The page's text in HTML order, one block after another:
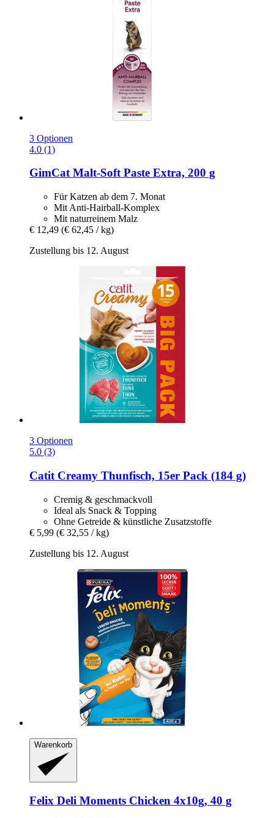
3 Optionen
4.0 (1)
GimCatMalt-​Soft Paste Extra, 200 g
Für Katzen ab dem 7. Monat
Mit Anti-Hairball-Komplex
Mit naturreinem Malz
€ 12,49 (€ 62,45 / kg)
Zustellung bis 12. August
3 Optionen
5.0 (3)
Catit Creamy Thunfisch, 15er Pack (184 g)
Cremig & geschmackvoll
Ideal als Snack & Topping
Ohne Getreide & künstliche Zusatzstoffe
€ 5,99 (€ 32,55 / kg)
Zustellung bis 12. August
Warenkorb
Felix Deli Moments Chicken 4x10g, 40 g